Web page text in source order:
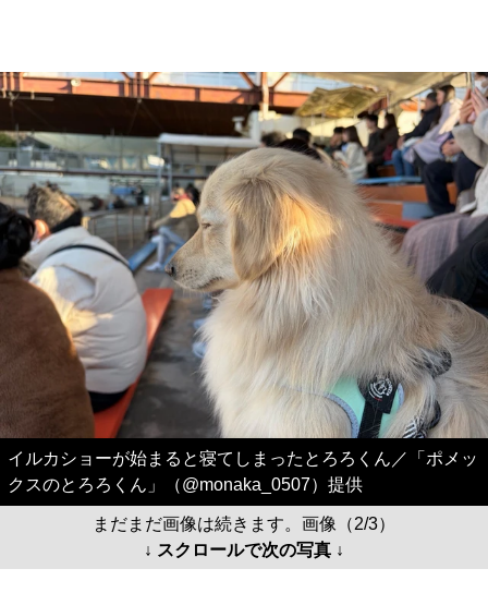
イルカショーが始まると寝てしまったとろろくん／「ポメッ
クスのとろろくん」（@monaka_0507）提供
まだまだ画像は続きます。画像（2/3）
↓ スクロールで次の写真 ↓